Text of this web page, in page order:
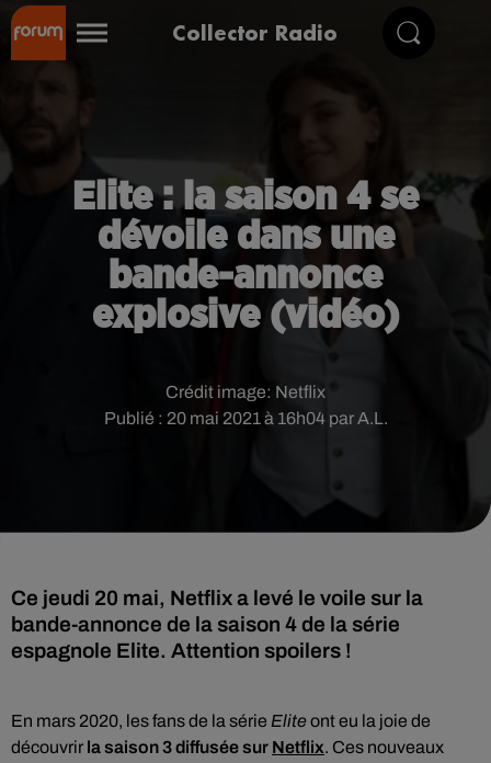
Collector Radio
Elite : la saison 4 se
dévoile dans une
bande-annonce
explosive (vidéo)
Publié : 20 mai 2021 à 16h04 par A.L.
Crédit image: Netflix
Ce jeudi 20 mai, Netflix a levé le voile sur la
bande-annonce de la saison 4 de la série
espagnole Elite. Attention spoilers !
En mars 2020, les fans de la série Eliteont eu la joie de
découvrir la saison 3 diffusée sur Netflix. Ces nouveaux